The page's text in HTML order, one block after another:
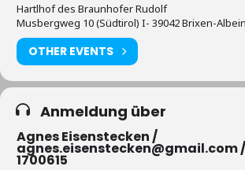
Hartlhof des Braunhofer Rudolf
Musbergweg 10 (Südtirol) I- 39042 Brixen-
OTHER EVENTS
Anmeldung über
Agnes Eisenstecken /
agnes.eisenstecken@gmail.com
1700615